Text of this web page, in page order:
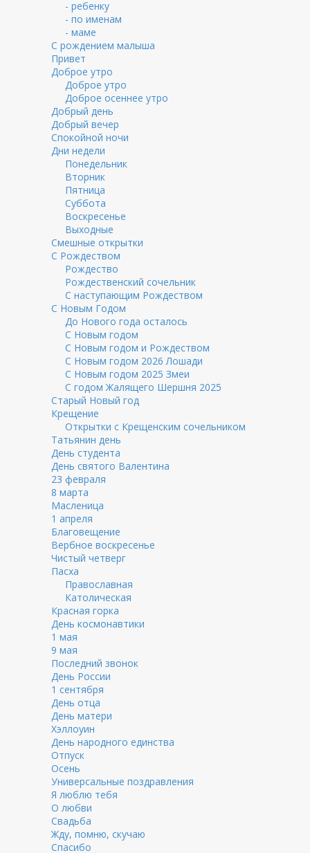
- ребенку
- по именам
- маме
С рождением малыша
Привет
Доброе утро
Доброе утро
Доброе осеннее утро
Добрый день
Добрый вечер
Спокойной ночи
Дни недели
Понедельник
Вторник
Пятница
Суббота
Воскресенье
Выходные
Смешные открытки
С Рождеством
Рождество
Рождественский сочельник
С наступающим Рождеством
С Новым Годом
До Нового года осталось
С Новым годом
С Новым годом и Рождеством
С Новым годом 2026 Лошади
С Новым годом 2025 Змеи
С годом Жалящего Шершня 2025
Старый Новый год
Крещение
Открытки с Крещенским сочельником
Татьянин день
День студента
День святого Валентина
23 февраля
8 марта
Масленица
1 апреля
Благовещение
Вербное воскресенье
Чистый четверг
Пасха
Православная
Католическая
Красная горка
День космонавтики
1 мая
9 мая
Последний звонок
День России
1 сентября
День отца
День матери
Хэллоуин
День народного единства
Отпуск
Осень
Универсальные поздравления
Я люблю тебя
О любви
Свадьба
Жду, помню, скучаю
Спасибо